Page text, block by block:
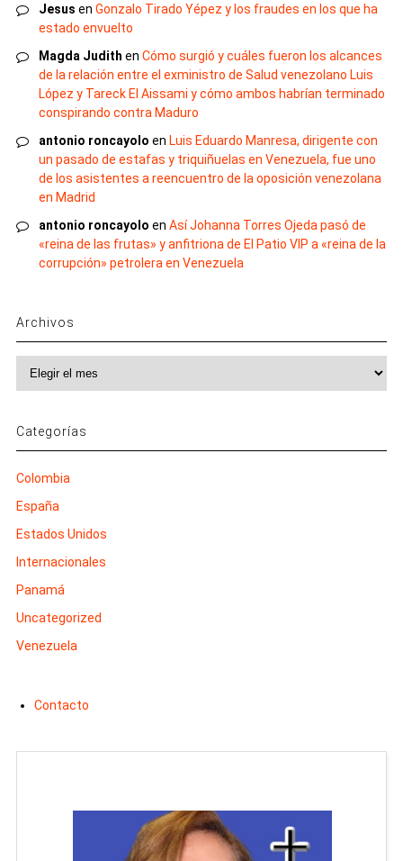
Jesus en Gonzalo Tirado Yépez y los fraudes en los que ha
estado envuelto
Magda Judith en Cómo surgió y cuáles fueron los alcances
de la relación entre el exministro de Salud venezolano Luis
López y Tareck El Aissami y cómo ambos habrían terminado
conspirando contra Maduro
antonio roncayolo en Luis Eduardo Manresa, dirigente con
un pasado de estafas y triquiñuelas en Venezuela, fue uno
de los asistentes a reencuentro de la oposición venezolana
en Madrid
antonio roncayolo en Así Johanna Torres Ojeda pasó de
«reina de las frutas» y anfitriona de El Patio VIP a «reina de la
corrupción» petrolera en Venezuela
Archivos
Categorías
Colombia
España
Estados Unidos
Internacionales
Panamá
Uncategorized
Venezuela
Contacto